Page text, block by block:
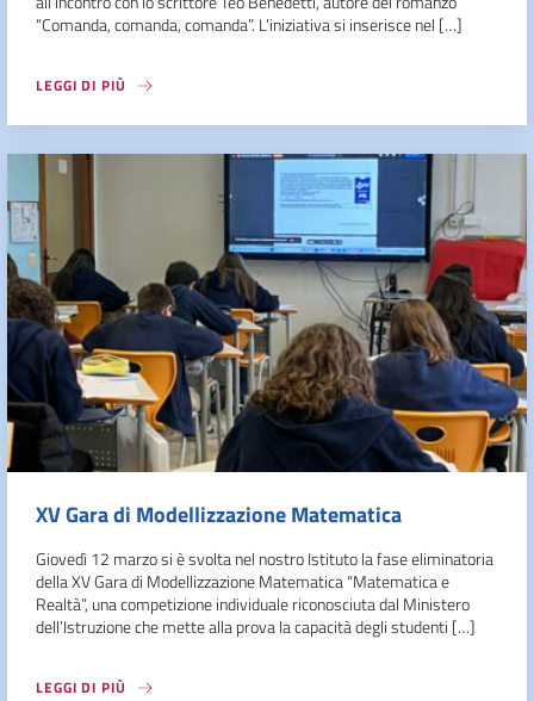
“Comanda, comanda, comanda”. L’iniziativa si inserisce nel […]
LEGGI DI PIÙ
XV Gara di Modellizzazione Matematica
Giovedì 12 marzo si è svolta nel nostro Istituto la fase eliminatoria
della XV Gara di Modellizzazione Matematica “Matematica e
Realtà”, una competizione individuale riconosciuta dal Ministero
dell’Istruzione che mette alla prova la capacità degli studenti […]
LEGGI DI PIÙ